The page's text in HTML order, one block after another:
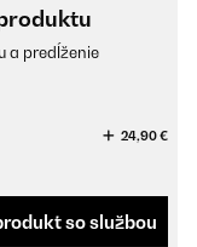
a predĺženie
24,90 €
so službou